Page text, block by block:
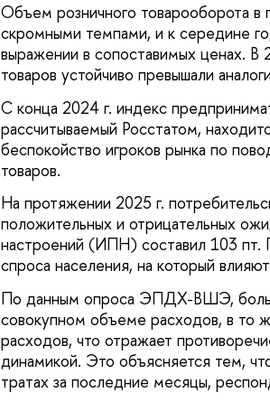
Объем розничного товарооборота в
скромными темпами, и к середине
выражении в сопоставимых ценах. В
товаров устойчиво превышали
С конца 2024 г. индекс
рассчитываемый Росстатом,
беспокойство игроков рынка по
товаров.
На протяжении 2025 г.
положительных и отрицательных
настроений (ИПН) составил 103 пт.
спроса населения, на который
По данным опроса ЭПДХ-ВШЭ,
совокупном объеме расходов, в то
расходов, что отражает
динамикой. Это объясняется тем,
тратах за последние месяцы,